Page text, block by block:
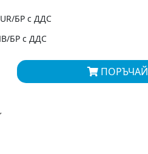
БР с ДДС
БР с ДДС
ПОРЪЧАЙ